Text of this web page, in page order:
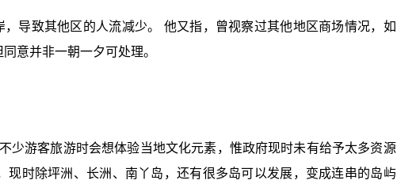
导致其他区的人流减少。 他又指，曾视察过其他地区商场情况，如
意并非一朝一夕可处理。
少游客旅游时会想体验当地文化元素，惟政府现时未有给予太多资源
时除坪洲、长洲、南丫岛，还有很多岛可以发展，变成连串的岛屿